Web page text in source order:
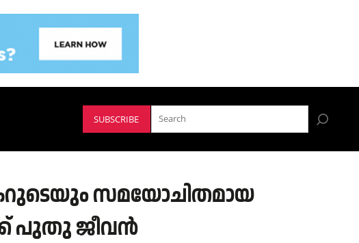
SUBSCRIBE
സമയോചിതമായ
പുതു ജീവൻ